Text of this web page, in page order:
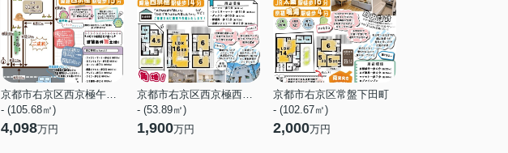
京都市右京区西京極午塚町
- (105.68㎡)
4,098万円
京都市右京区西京極西向河原町
- (53.89㎡)
1,900万円
京都市右京区常盤下田町
- (102.67㎡)
2,000万円